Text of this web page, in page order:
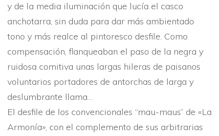
y de la media iluminación que lucí­a el casco
anchotarra, sin duda para dar más ambientado
tono y más realce al pintoresco desfile. Como
compensación, flanqueaban el paso de la negra y
ruidosa comitiva unas largas hileras de paisanos
voluntarios portadores de antorchas de larga y
deslumbrante llama…
El desfile de los convencionales “mau-maus” de «La
Armoní­a», con el complemento de sus arbitrarias